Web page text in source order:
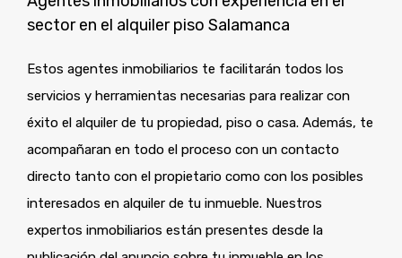
sector en el alquiler piso Salamanca
Estos agentes inmobiliarios te facilitarán todos los
servicios y herramientas necesarias para realizar con
éxito el alquiler de tu propiedad, piso o casa. Además, te
acompañaran en todo el proceso con un contacto
directo tanto con el propietario como con los posibles
interesados en alquiler de tu inmueble. Nuestros
expertos inmobiliarios están presentes desde la